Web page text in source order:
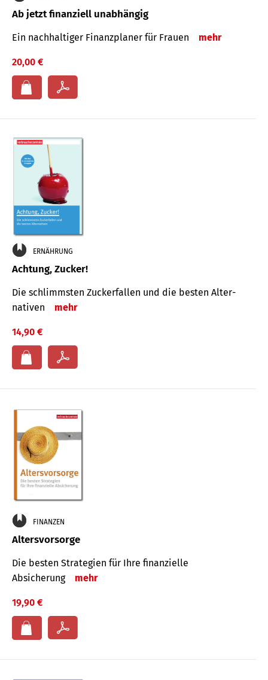
Ab jetzt finanziell unabhängig
Ein nachhaltiger Finanzplaner für Frauen mehr
20,00 €
ERNÄHRUNG
Achtung, Zucker!
Die schlimmsten Zucker­fallen und die besten Alter­
nativen
mehr
14,90 €
FINANZEN
Altersvorsorge
Die besten Strategien für Ihre finanzielle
Absicherung
mehr
19,90 €